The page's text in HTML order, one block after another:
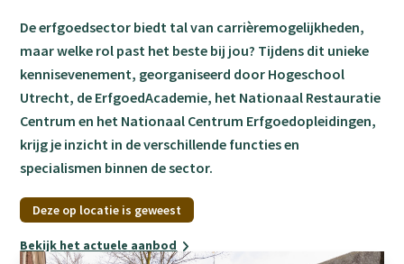
De erfgoedsector biedt tal van carrièremogelijkheden,
maar welke rol past het beste bij jou? Tijdens dit unieke
kennisevenement, georganiseerd door Hogeschool
Utrecht, de ErfgoedAcademie, het Nationaal Restauratie
Centrum en het Nationaal Centrum Erfgoedopleidingen,
krijg je inzicht in de verschillende functies en
specialismen binnen de sector.
Deze op locatie is geweest
Bekijk het actuele aanbod